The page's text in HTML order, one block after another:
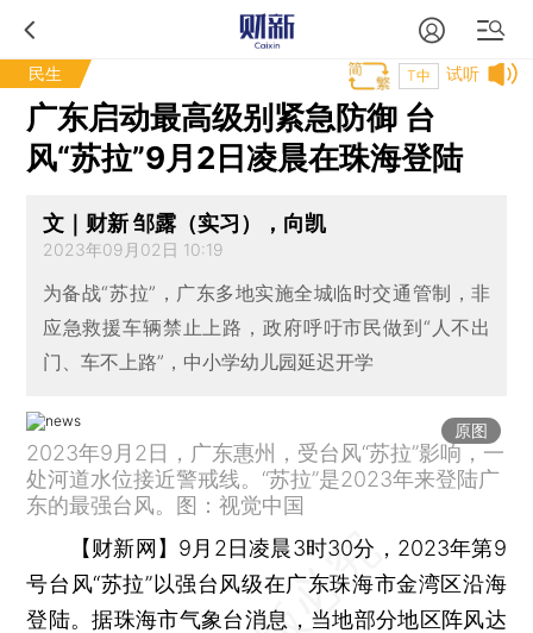
民生 试听
T中
广东启动最高级别紧急防御 台
风“苏拉”9月2日凌晨在珠海登陆
文｜财新 邹露（实习），向凯
2023年09月02日 10:19
为备战“苏拉”，广东多地实施全城临时交通管制，非
应急救援车辆禁止上路，政府呼吁市民做到“人不出
门、车不上路”，中小学幼儿园延迟开学
原图
2023年9月2日，广东惠州，受台风“苏拉”影响，一
处河道水位接近警戒线。“苏拉”是2023年来登陆广
东的最强台风。图：视觉中国
【财新网】 9月2日凌晨3时30分，2023年第9
号台风“苏拉”以强台风级在广东珠海市金湾区沿海
登陆。据珠海市气象台消息，当地部分地区阵风达